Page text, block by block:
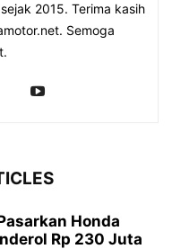
2015. Terima kasih
Semoga
Honda
Rp 230 Juta